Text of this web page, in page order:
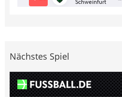
Nächstes Spiel